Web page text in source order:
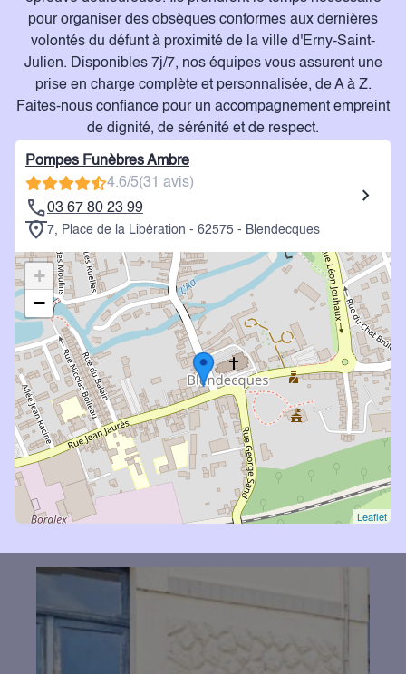
pour organiser des obsèques conformes aux dernières
volontés du défunt à proximité de la ville d'Erny-Saint-
Julien. Disponibles 7j/7, nos équipes vous assurent une
prise en charge complète et personnalisée, de A à Z.
Faites-nous confiance pour un accompagnement empreint
de dignité, de sérénité et de respect.
Pompes Funèbres Ambre
4.6/5(31 avis)
03 67 80 23 99
7, Place de la Libération - 62575 - Blendecques
+
−
Leaflet